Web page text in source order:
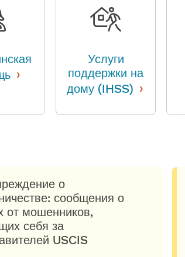
›
Услуги
поддержки на
дому (IHSS) ›
о
сообщения о
от мошенников,
себя за
USCIS​​